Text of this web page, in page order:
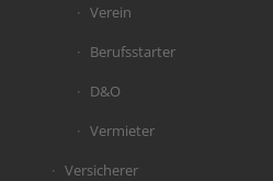
Verein
Berufsstarter
D&O
Vermieter
Versicherer